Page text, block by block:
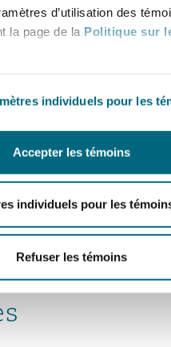
d’utilisation des
la page de la Politique sur
individuels pour les
Accepter les témoins
individuels pour les
Refuser les témoins
eligible should still
but current
be less protectionist
scrutiny
for